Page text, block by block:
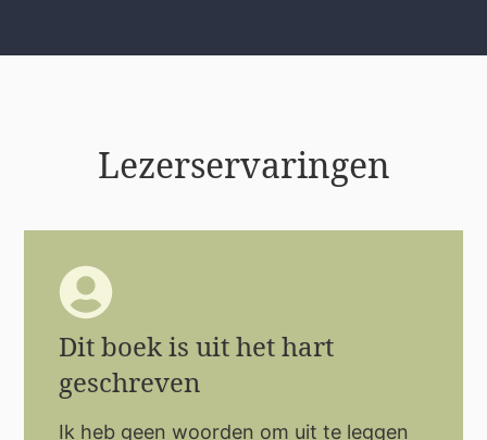
Lezerservaringen
Dit boek is uit het hart
geschreven
Ik heb geen woorden om uit te leggen